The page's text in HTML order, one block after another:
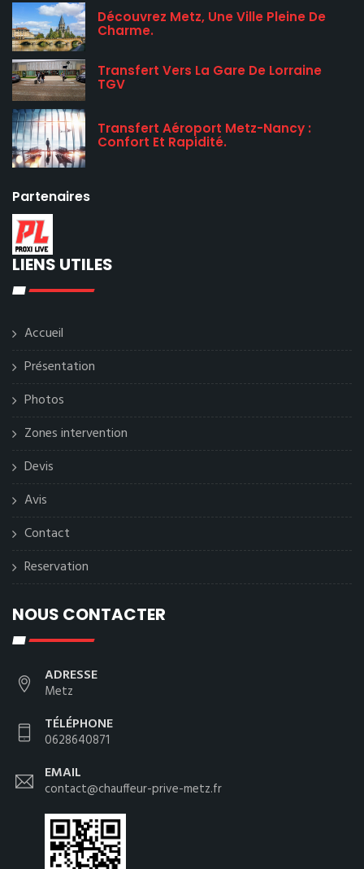
Découvrez Metz, Une Ville Pleine De
Charme.
Transfert Vers La Gare De Lorraine
TGV
Transfert Aéroport Metz-Nancy :
Confort Et Rapidité.
Partenaires
LIENS UTILES
Accueil
Présentation
Photos
Zones intervention
Devis
Avis
Contact
Reservation
NOUS CONTACTER
ADRESSE
Metz
TÉLÉPHONE
0628640871
EMAIL
contact@chauffeur-prive-metz.fr